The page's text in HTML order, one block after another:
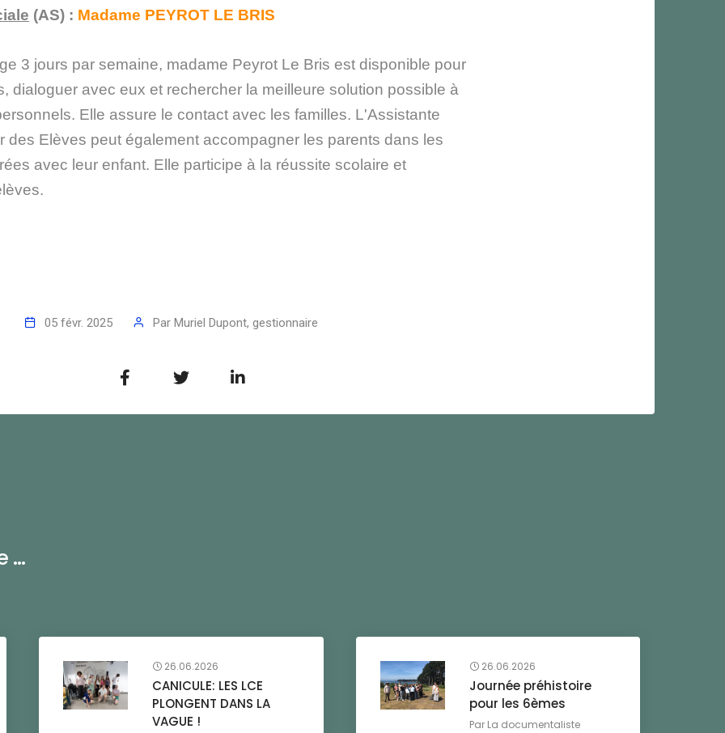
(AS) : Madame PEYROT LE BRIS
3 jours par semaine, madame Peyrot Le Bris est disponible pour
dialoguer avec eux et rechercher la meilleure solution possible à
Elle assure le contact avec les familles. L'Assistante
des Elèves peut également accompagner les parents dans les
avec leur enfant. Elle participe à la réussite scolaire et
05 févr. 2025 Par Muriel Dupont, gestionnaire
...
26.06.2026
CANICULE: LES LCE
PLONGENT DANS LA
VAGUE !
26.06.2026
Journée préhistoire
pour les 6èmes
Par La documentaliste